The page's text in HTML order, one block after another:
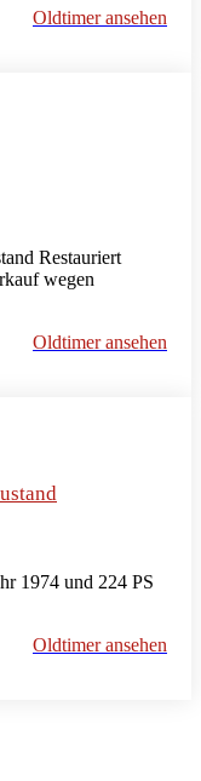
Oldtimer ansehen
Restauriert
wegen
Oldtimer ansehen
1974 und 224 PS
Oldtimer ansehen